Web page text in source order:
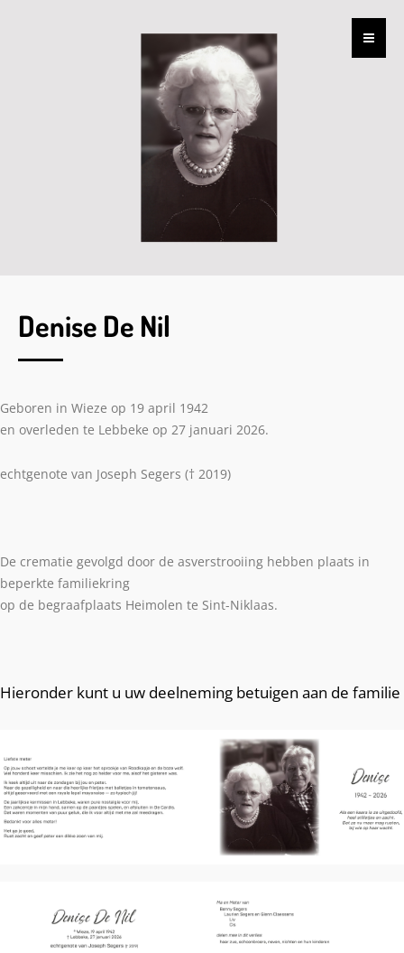
Denise De Nil
Geboren in Wieze op 19 april 1942
en overleden te Lebbeke op 27 januari 2026.
echtgenote van Joseph Segers († 2019)
De crematie gevolgd door de asverstrooiing hebben plaats in
beperkte familiekring
op de begraafplaats Heimolen te Sint-Niklaas.
Hieronder kunt u uw deelneming betuigen aan de familie